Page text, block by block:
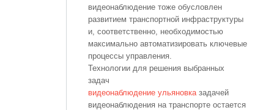
видеонаблюдение тоже обусловлен
развитием транспортной инфраструктуры
и, соответственно, необходимостью
максимально автоматизировать ключевые
процессы управления.
Технологии для решения выбранных
задач
видеонаблюдение ульяновказадачей
видеонаблюдения на транспорте остается